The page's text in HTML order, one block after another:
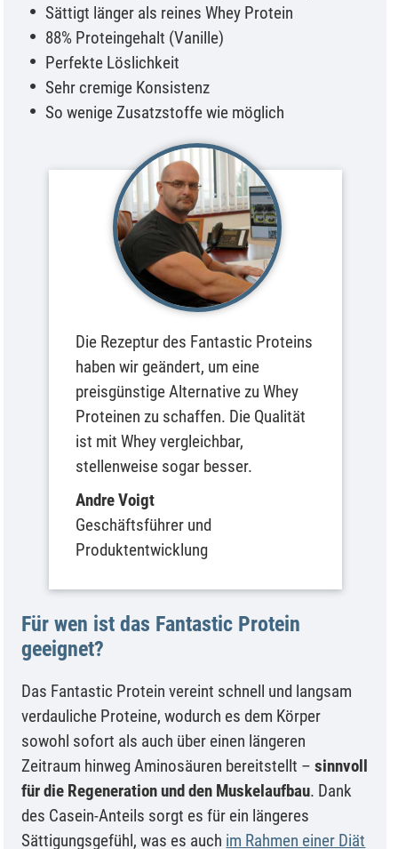
Sättigt länger als reines Whey Protein
88% Proteingehalt (Vanille)
Perfekte Löslichkeit
Sehr cremige Konsistenz
So wenige Zusatzstoffe wie möglich
Die Rezeptur des Fantastic Proteins
haben wir geändert, um eine
preisgünstige Alternative zu Whey
Proteinen zu schaffen. Die Qualität
ist mit Whey vergleichbar,
stellenweise sogar besser.
Andre Voigt
Geschäftsführer und
Produktentwicklung
Für wen ist das Fantastic Protein
geeignet?
Das Fantastic Protein vereint schnell und langsam
verdauliche Proteine, wodurch es dem Körper
sowohl sofort als auch über einen längeren
Zeitraum hinweg Aminosäuren bereitstellt –sinnvoll
für die Regeneration und den Muskelaufbau. Dank
des Casein-Anteils sorgt es für ein längeres
Sättigungsgefühl, was es auch im Rahmen einer Diät